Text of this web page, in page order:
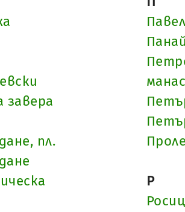
завера
пл.
Р